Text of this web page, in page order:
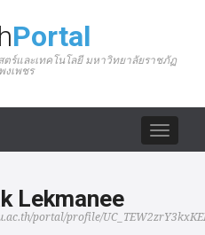
Portal
ร์และเทคโนโลยี มหาวิทยาลัยราชภัฏ
งเพชร
Toggle
Lekmanee
portal/profile/